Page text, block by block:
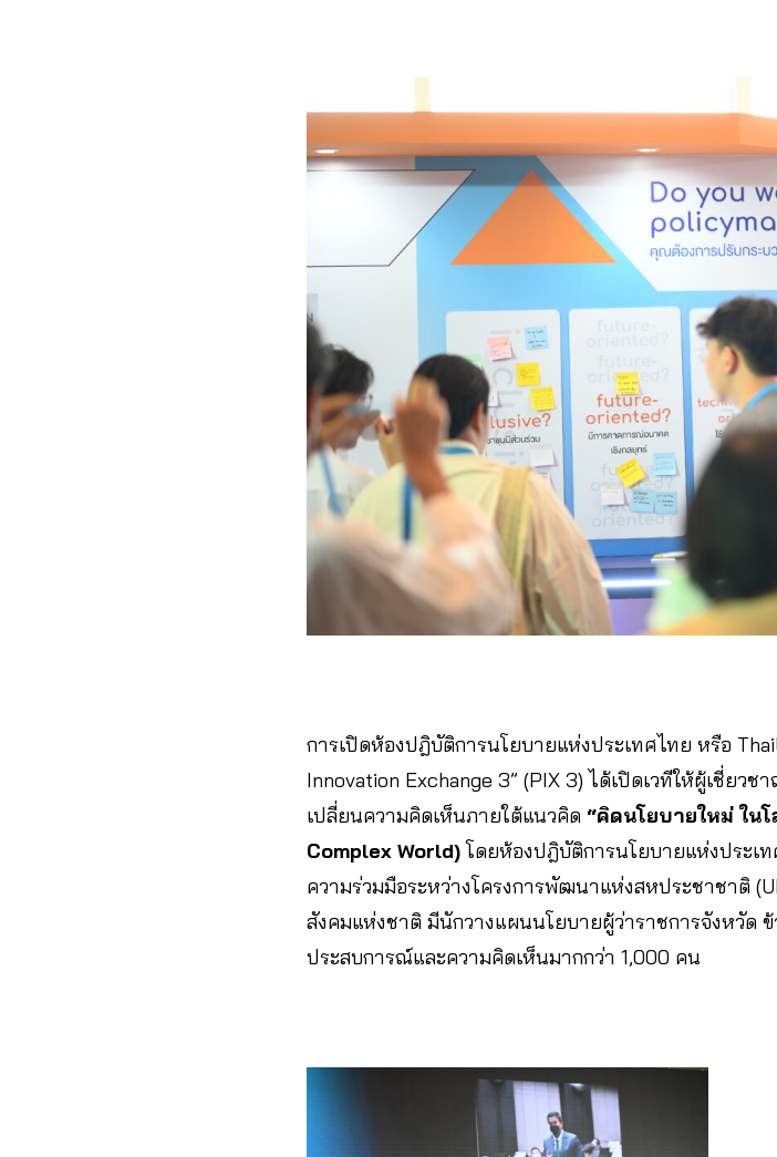
การเปิดห้องปฎิบัติการนโยบายแห่งประเทศไทย หรือ
Innovation Exchange 3” (PIX 3) ได้เปิดเวทีให้ผู้เชี่ยว
เปลี่ยนความคิดเห็นภายใต้แนวคิด “คิดนโยบายใหม่ ใน
Complex World)โดยห้องปฎิบัติการนโยบายแห่งประเ
ความร่วมมือระหว่างโครงการพัฒนาแห่งสหประชาชาติ
สังคมแห่งชาติ มีนักวางแผนนโยบายผู้ว่าราชการจังหวัด
ประสบการณ์และความคิดเห็นมากกว่า 1,000 คน